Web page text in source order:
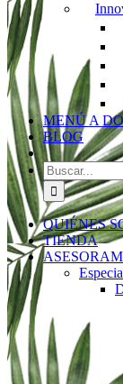
MENÚ A
BLOG
Buscar:
QUIÉNES
TIENDA